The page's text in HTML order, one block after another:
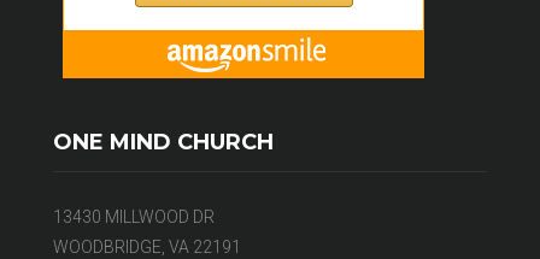
ONE MIND CHURCH
13430 MILLWOOD DR
WOODBRIDGE, VA 22191